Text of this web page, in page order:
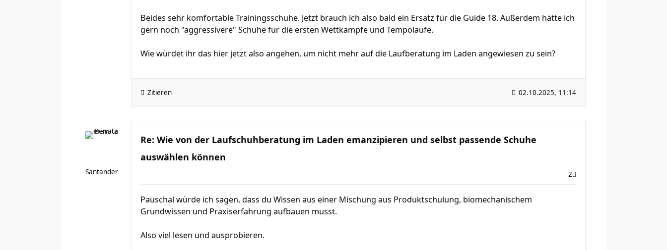
Beides sehr komfortable Trainingsschuhe. Jetzt brauch ich also bald ein Ersatz für die Guide 18. Außerdem hätte ich
gern noch "aggressivere" Schuhe für die ersten Wettkämpfe und Tempoläufe.
Wie würdet ihr das hier jetzt also angehen, um nicht mehr auf die Laufberatung im Laden angewiesen zu sein?
Zitieren 02.10.2025, 11:14
Santander
Re: Wie von der Laufschuhberatung im Laden emanzipieren und selbst passende Schuhe
auswählen können
2
Pauschal würde ich sagen, dass du Wissen aus einer Mischung aus Produktschulung, biomechanischem
Grundwissen und Praxiserfahrung aufbauen musst.
Also viel lesen und ausprobieren.